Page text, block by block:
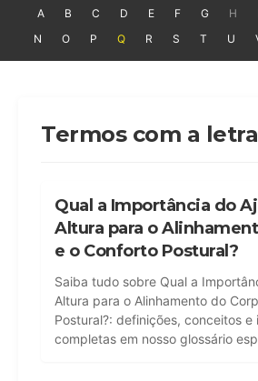
A B C D E F G H
N
O P Q R S T U
Termos com a
Qual a Importância do
Altura para o
e o Conforto Postural?
Saiba tudo sobre Qual a
Altura para o Alinhamento do
Postural?: definições, conceitos e
completas em nosso glossário